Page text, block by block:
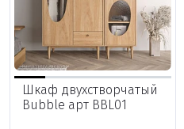
Шкаф двухстворчатый
Bubble арт BBL01